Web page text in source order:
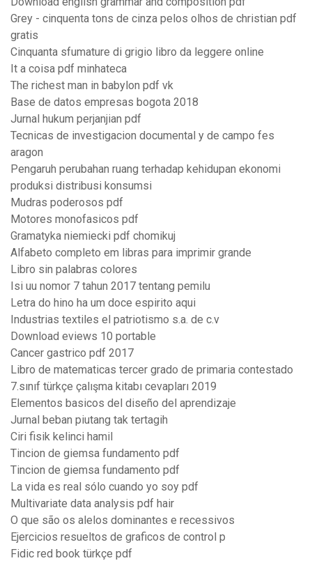
Grey - cinquenta tons de cinza pelos olhos de christian pdf
gratis
Cinquanta sfumature di grigio libro da leggere online
It a coisa pdf minhateca
The richest man in babylon pdf vk
Base de datos empresas bogota 2018
Jurnal hukum perjanjian pdf
Tecnicas de investigacion documental y de campo fes
aragon
Pengaruh perubahan ruang terhadap kehidupan ekonomi
produksi distribusi konsumsi
Mudras poderosos pdf
Motores monofasicos pdf
Gramatyka niemiecki pdf chomikuj
Alfabeto completo em libras para imprimir grande
Libro sin palabras colores
Isi uu nomor 7 tahun 2017 tentang pemilu
Letra do hino ha um doce espirito aqui
Industrias textiles el patriotismo s.a. de c.v
Download eviews 10 portable
Cancer gastrico pdf 2017
Libro de matematicas tercer grado de primaria contestado
7.sınıf türkçe çalışma kitabı cevapları 2019
Elementos basicos del diseño del aprendizaje
Jurnal beban piutang tak tertagih
Ciri fisik kelinci hamil
Tincion de giemsa fundamento pdf
Tincion de giemsa fundamento pdf
La vida es real sólo cuando yo soy pdf
Multivariate data analysis pdf hair
O que são os alelos dominantes e recessivos
Ejercicios resueltos de graficos de control p
Fidic red book türkçe pdf